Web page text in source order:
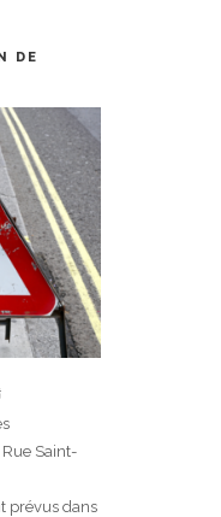
DE
Saint-
prévus dans